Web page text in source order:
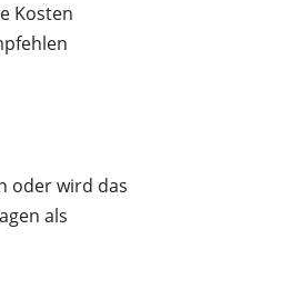
Kosten
oder wird das
als